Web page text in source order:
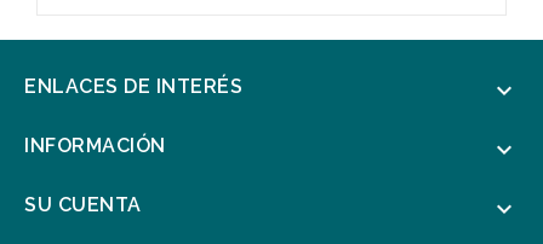
ENLACES DE INTERÉS 
INFORMACIÓN 
SU CUENTA 